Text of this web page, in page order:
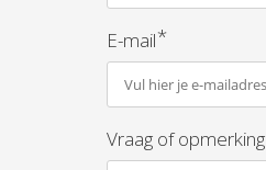
E-mail*
Vraag of opmerking